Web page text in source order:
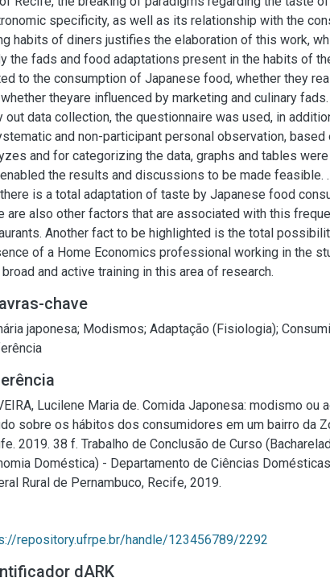
specificity, as well as its relationship with the
habits of diners justifies the elaboration of this work,
the fads and food adaptations present in the habits of
to the consumption of Japanese food, whether they
theyare influenced by marketing and culinary
out data collection, the questionnaire was used, in
and non-participant personal observation, based
and for categorizing the data, graphs and tables
the results and discussions to be made feasible.
is a total adaptation of taste by Japanese food
are also other factors that are associated with this
Another fact to be highlighted is the total
of a Home Economics professional working in the
and active training in this area of research.
chave
japonesa; Modismos; Adaptação (Fisiologia);
Lucilene Maria de. Comida Japonesa: modismo ou
sobre os hábitos dos consumidores em um bairro da
2019. 38 f. Trabalho de Conclusão de Curso
Doméstica) - Departamento de Ciências
Rural de Pernambuco, Recife, 2019.
repository.ufrpe.br/handle/123456789/2292
dARK